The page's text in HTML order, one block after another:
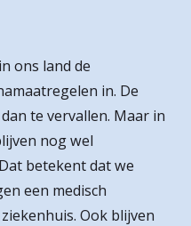
ons land de
in. De
te vervallen. Maar in
nog wel
betekent dat we
een medisch
Ook blijven